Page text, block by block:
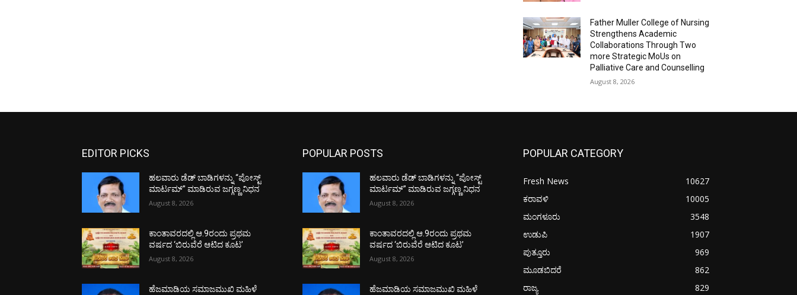
Father Muller College of Nursing
Strengthens Academic
Collaborations Through Two
more Strategic MoUs on
Palliative Care and Counselling
August 8, 2026
EDITOR PICKS
ಹಲವಾರು ಡೆಡ್ ಬಾಡಿಗಳನ್ನು “ಪೋಸ್ಟ್
ಮಾರ್ಟಮ್” ಮಾಡಿರುವ ಜಗ್ಗಣ್ಣ ನಿಧನ
August 8, 2026
ಕಾಂತಾವರದಲ್ಲಿ ಆ.9ರಂದು ಪ್ರಥಮ
ವರ್ಷದ ‘ಬಿರುವೆರೆ ಆಟಿದ ಕೂಟ’
August 8, 2026
ಹೆಜಮಾಡಿಯ ಸಮಾಜಮುಖಿ ಮಹಿಳೆ
POPULAR POSTS
ಹಲವಾರು ಡೆಡ್ ಬಾಡಿಗಳನ್ನು “ಪೋಸ್ಟ್
ಮಾರ್ಟಮ್” ಮಾಡಿರುವ ಜಗ್ಗಣ್ಣ ನಿಧನ
August 8, 2026
ಕಾಂತಾವರದಲ್ಲಿ ಆ.9ರಂದು ಪ್ರಥಮ
ವರ್ಷದ ‘ಬಿರುವೆರೆ ಆಟಿದ ಕೂಟ’
August 8, 2026
ಹೆಜಮಾಡಿಯ ಸಮಾಜಮುಖಿ ಮಹಿಳೆ
POPULAR CATEGORY
Fresh News
10627
ಕರಾವಳಿ
10005
ಮಂಗಳೂರು
3548
ಉಡುಪಿ
1907
ಪುತ್ತೂರು
969
ಮೂಡಬಿದರೆ
862
ರಾಜ್ಯ
829